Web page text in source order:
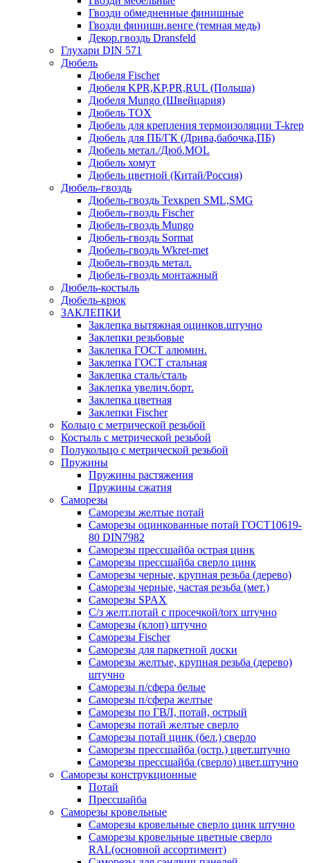
Гвозди обмедненные финишные
Гвозди финишн.венге (темная медь)
Декор.гвоздь Dransfeld
Глухари DIN 571
Дюбель
Дюбеля Fischer
Дюбеля KPR,KP,PR,RUL (Польша)
Дюбеля Mungo (Швейцария)
Дюбель TOX
Дюбель для крепления термоизоляции T-krep
Дюбель для ПБ/ГК (Дрива,бабочка,ПБ)
Дюбель метал./Дюб.MOL
Дюбель хомут
Дюбель цветной (Китай/Россия)
Дюбель-гвоздь
Дюбель-гвоздь Техкреп SML,SMG
Дюбель-гвоздь Fischer
Дюбель-гвоздь Mungo
Дюбель-гвоздь Sormat
Дюбель-гвоздь Wkret-met
Дюбель-гвоздь метал.
Дюбель-гвоздь монтажный
Дюбель-костыль
Дюбель-крюк
ЗАКЛЕПКИ
Заклепка вытяжная оцинков.штучно
Заклепки резьбовые
Заклепка ГОСТ алюмин.
Заклепка ГОСТ стальная
Заклепка сталь/сталь
Заклепка увелич.борт.
Заклепка цветная
Заклепки Fischer
Кольцо с метрической резьбой
Костыль с метрической резьбой
Полукольцо с метрической резьбой
Пружины
Пружины растяжения
Пружины сжатия
Саморезы
Саморезы желтые потай
Саморезы оцинкованные потай ГОСТ10619-
80 DIN7982
Саморезы прессшайба острая цинк
Саморезы прессшайба сверло цинк
Саморезы черные, крупная резьба (дерево)
Саморезы черные, частая резьба (мет.)
Cаморезы SPAX
С/з желт.потай с просечкой/torx штучно
Саморезы (клоп) штучно
Саморезы Fischer
Саморезы для паркетной доски
Саморезы желтые, крупная резьба (дерево)
штучно
Саморезы п/сфера белые
Саморезы п/сфера желтые
Саморезы по ГВЛ, потай, острый
Саморезы потай желтые сверло
Саморезы потай цинк (бел.) сверло
Саморезы прессшайба (остр.) цвет.штучно
Саморезы прессшайба (сверло) цвет.штучно
Саморезы конструкционные
Потай
Прессшайба
Саморезы кровельные
Саморезы кровельные сверло цинк штучно
Саморезы кровельные цветные сверло
RAL(основной ассортимент)